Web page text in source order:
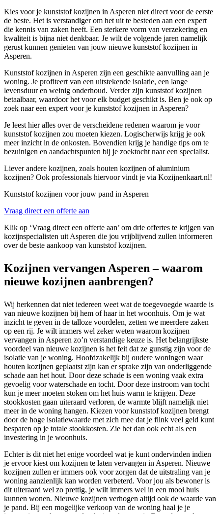
Kies voor je kunststof kozijnen in Asperen niet direct voor de eerste
de beste. Het is verstandiger om het uit te besteden aan een expert
die kennis van zaken heeft. Een sterkere vorm van verzekering en
kwaliteit is bijna niet denkbaar. Je wilt de volgende jaren namelijk
gerust kunnen genieten van jouw nieuwe kunststof kozijnen in
Asperen.
Kunststof kozijnen in Asperen zijn een geschikte aanvulling aan je
woning. Je profiteert van een uitstekende isolatie, een lange
levensduur en weinig onderhoud. Verder zijn kunststof kozijnen
betaalbaar, waardoor het voor elk budget geschikt is. Ben je ook op
zoek naar een expert voor je kunststof kozijnen in Asperen?
Je leest hier alles over de verscheidene redenen waarom je voor
kunststof kozijnen zou moeten kiezen. Logischerwijs krijg je ook
meer inzicht in de onkosten. Bovendien krijg je handige tips om te
bezuinigen en aandachtspunten bij je zoektocht naar een specialist.
Liever andere kozijnen, zoals houten kozijnen of aluminium
kozijnen? Ook professionals hiervoor vindt je via Kozijnenkaart.nl!
Kunststof kozijnen voor jouw pand in Asperen
Vraag direct een offerte aan
Klik op ‘Vraag direct een offerte aan’ om drie offertes te krijgen van
kozijnspecialisten uit Asperen die jou vrijblijvend zullen informeren
over de beste aankoop van kunststof kozijnen.
Kozijnen vervangen Asperen – waarom
nieuwe kozijnen aanbrengen?
Wij herkennen dat niet iedereen weet wat de toegevoegde waarde is
van nieuwe kozijnen bij hem of haar in het woonhuis. Om je wat
inzicht te geven in de talloze voordelen, zetten we meerdere zaken
op een rij. Je wilt immers wel zeker weten waarom kozijnen
vervangen in Asperen zo’n verstandige keuze is. Het belangrijkste
voordeel van nieuwe kozijnen is het feit dat ze gunstig zijn voor de
isolatie van je woning. Hoofdzakelijk bij oudere woningen waar
houten kozijnen geplaatst zijn kan er sprake zijn van onderliggende
schade aan het hout. Door deze schade is een woning vaak extra
gevoelig voor waterschade en tocht. Door deze instroom van tocht
kun je meer moeten stoken om het huis warm te krijgen. Deze
stookkosten gaan uiteraard verloren, de warmte blijft namelijk niet
meer in de woning hangen. Kiezen voor kunststof kozijnen brengt
door de hoge isolatiewaarde met zich mee dat je flink veel geld kunt
besparen op je totale stookkosten. Zie het dan ook echt als een
investering in je woonhuis.
Echter is dit niet het enige voordeel wat je kunt ondervinden indien
je ervoor kiest om kozijnen te laten vervangen in Asperen. Nieuwe
kozijnen zullen er immers ook voor zorgen dat de uitstraling van je
woning aanzienlijk kan worden verbeterd. Voor jou als bewoner is
dit uiteraard wel zo prettig, je wilt immers wel in een mooi huis
kunnen wonen. Nieuwe kozijnen verhogen altijd ook de waarde van
je pand. Bij een mogelijke verkoop van de woning haal je je